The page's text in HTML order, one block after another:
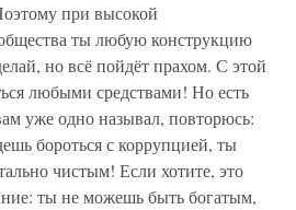
при высокой
ты любую конструкцию
но всё пойдёт прахом. С этой
любыми средствами! Но есть
уже одно называл, повторюсь:
бороться с коррупцией, ты
чистым! Если хотите, это
ты не можешь быть богатым,